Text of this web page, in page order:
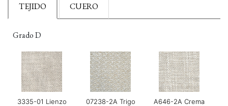
TEJIDO CUERO
Grado D
3335-01 Lienzo 07238-2A Trigo A646-2A Crema